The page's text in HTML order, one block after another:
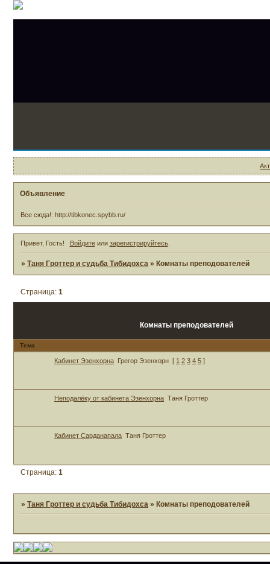
Объявление
Все сюда!: http://tibkonec.spybb.ru/
Привет, Гость! Войдитеили зарегистрируйтесь.
»Таня Гроттер и судьба Тибидохса »Комнаты преподователей
Комнаты преподователей
Страница:1
Тема
Кабинет Эзенхорна Грегор Эзенхорн [ 1 2 3 4 5 ]
Неподалёку от кабинета Эзенхорна Таня Гроттер
Кабинет Сарданапала Таня Гроттер
Страница:1
»Таня Гроттер и судьба Тибидохса » Комнаты преподователей